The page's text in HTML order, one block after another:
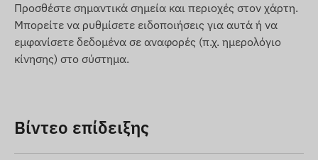
Προσθέστε σημαντικά σημεία και περιοχές στον χάρτη.
Μπορείτε να ρυθμίσετε ειδοποιήσεις για αυτά ή να
εμφανίσετε δεδομένα σε αναφορές (π.χ. ημερολόγιο
κίνησης) στο σύστημα.
Βίντεο επίδειξης